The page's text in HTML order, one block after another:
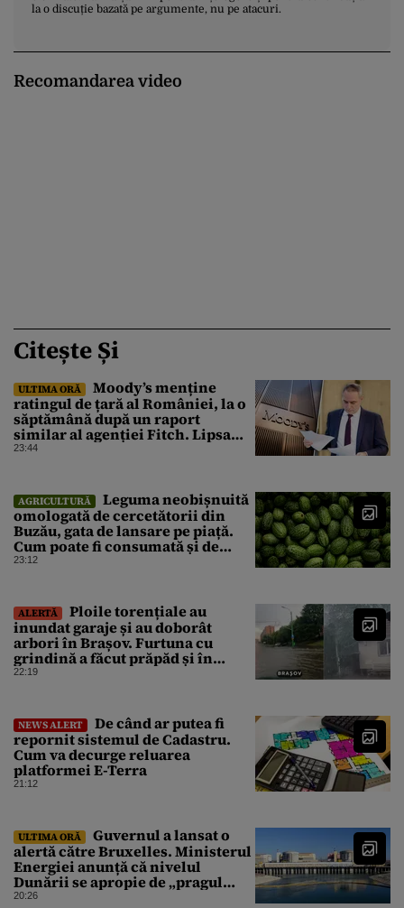
la o discuție bazată pe argumente, nu pe atacuri.
Recomandarea video
Citește Și
ULTIMA ORĂ
Moody’s menține
ratingul de țară al României, la o
săptămână după un raport
similar al agenției Fitch. Lipsa
unui guvern cu puteri depline,
23:44
AGRICULTURĂ
Leguma neobișnuită
omologată de cercetătorii din
Buzău, gata de lansare pe piață.
Cum poate fi consumată și de
unde provine soiul
23:12
ALERTĂ
Ploile torențiale au
inundat garaje și au doborât
arbori în Brașov. Furtuna cu
grindină a făcut prăpăd și în
Bihor
22:19
NEWS ALERT
De când ar putea fi
repornit sistemul de Cadastru.
Cum va decurge reluarea
platformei E-Terra
21:12
ULTIMA ORĂ
Guvernul a lansat o
alertă către Bruxelles. Ministerul
Energiei anunță că nivelul
Dunării se apropie de „pragul
critic”, iar centrala de la
20:26